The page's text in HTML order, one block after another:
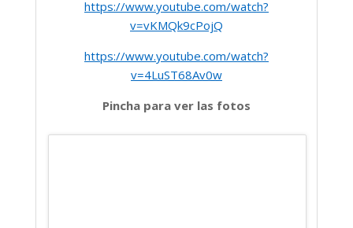
https://www.youtube.com/watch?
v=vKMQk9cPojQ
https://www.youtube.com/watch?
v=4LuST68Av0w
Pincha para ver las fotos